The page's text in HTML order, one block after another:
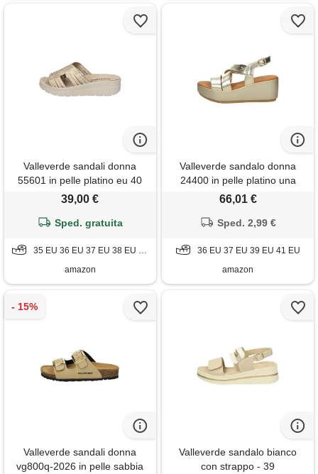
Valleverde sandali donna
55601 in pelle platino eu 40
39,00 €
Sped. gratuita
35 EU 36 EU 37 EU 38 EU 39 EU 40 EU 41 EU
amazon
Valleverde sandalo donna
24400 in pelle platino una
calzatura adatta per tutte le
2022 eu 37
66,01 €
Sped. 2,99 €
36 EU 37 EU 39 EU 41 EU
amazon
Valleverde sandali donna
vg800q-2026 in pelle sabbia
Valleverde sandalo bianco
con strappo - 39